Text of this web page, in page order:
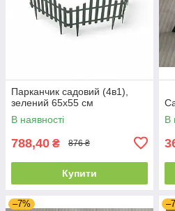
Парканчик садовий (4в1),
зелений 65х55 см
В наявності
788,40 ₴ 876 ₴
Купити
В
–7%